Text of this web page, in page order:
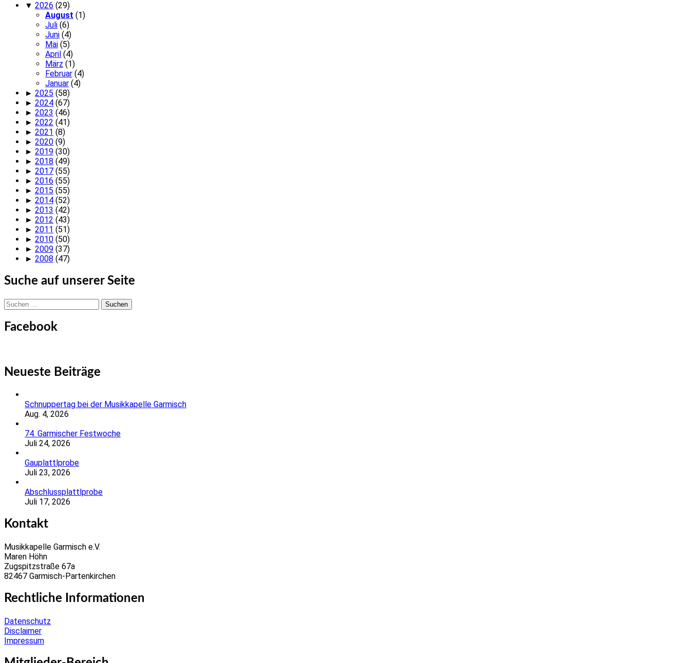
▼ 2026 (29)
August (1)
Juli (6)
Juni (4)
Mai (5)
April (4)
März (1)
Februar (4)
Januar (4)
► 2025 (58)
► 2024 (67)
► 2023 (46)
► 2022 (41)
► 2021 (8)
► 2020 (9)
► 2019 (30)
► 2018 (49)
► 2017 (55)
► 2016 (55)
► 2015 (55)
► 2014 (52)
► 2013 (42)
► 2012 (43)
► 2011 (51)
► 2010 (50)
► 2009 (37)
► 2008 (47)
Suche auf unserer Seite
Suchen
nach:
Facebook
Neueste Beiträge
Schnuppertag bei der Musikkapelle Garmisch
Aug. 4, 2026
74. Garmischer Festwoche
Juli 24, 2026
Gauplattlprobe
Juli 23, 2026
Abschlussplattlprobe
Juli 17, 2026
Kontakt
Musikkapelle Garmisch e.V.
Maren Höhn
Zugspitzstraße 67a
82467 Garmisch-Partenkirchen
Rechtliche Informationen
Datenschutz
Disclaimer
Impressum